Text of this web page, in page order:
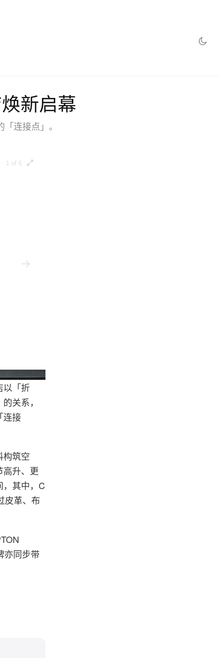
新启幕
连接点」。
1 of 6
Brompton
以「折
关系，
连接
构筑空
高升、更
其中，C
皮革、布
亦同步带